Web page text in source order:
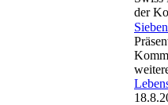
der